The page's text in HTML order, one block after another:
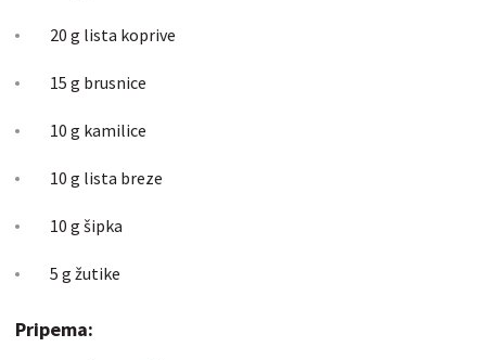
20 g lista koprive
15 g brusnice
10 g kamilice
10 g lista breze
10 g šipka
5 g žutike
Pripema: